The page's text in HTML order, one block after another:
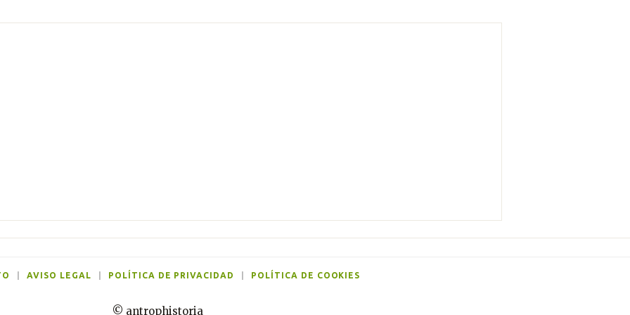
© antrophistoria
AVISO LEGAL POLÍTICA DE PRIVACIDAD POLÍTICA DE COOKIES